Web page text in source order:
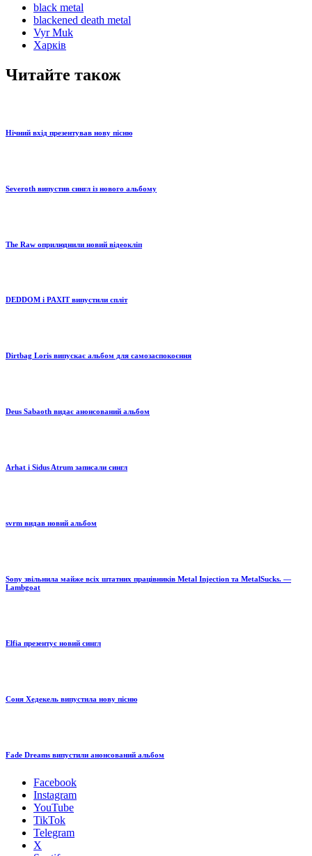
black metal
blackened death metal
Vyr Muk
Харків
Читайте також
Нічний вхід презентував нову пісню
Severoth випустив сингл із нового альбому
The Raw оприлюднили новий відеокліп
DEDDOM і PAXIT випустили спліт
Dirtbag Loris випускає альбом для самозаспокоєння
Deus Sabaoth видає анонсований альбом
Arhat і Sidus Atrum записали сингл
svrm видав новий альбом
Sony звільнила майже всіх штатних працівників Metal Injection та MetalSucks. —
Lambgoat
Elfia презентує новий сингл
Соня Хедекель випустила нову пісню
Fade Dreams випустили анонсований альбом
Facebook
Instagram
YouTube
TikTok
Telegram
X